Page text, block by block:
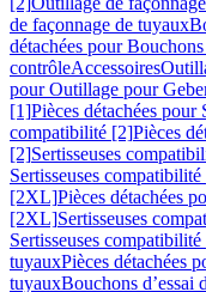
de façonnage de tuyaux
détachées pour Bouchons
contrôleAccessoires
pour Outillage pour
[1]Pièces détachées
compatibilité [2]Pièces
[2]Sertisseuses
Sertisseuses
[2XL]Pièces détachées
[2XL]Sertisseuses
Sertisseuses
tuyauxPièces détachées
tuyauxBouchons d’essai